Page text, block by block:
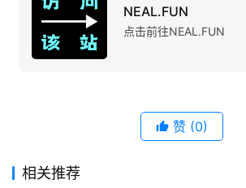
NEAL.FUN
点击前往NEAL.FUN
赞 (0)
相关推荐